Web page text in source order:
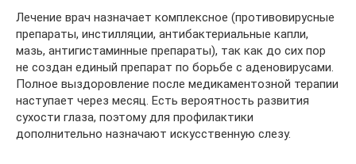
Лечение врач назначает комплексное (противовирусные
препараты, инстилляции, антибактериальные капли,
мазь, антигистаминные препараты), так как до сих пор
не создан единый препарат по борьбе с аденовирусами.
Полное выздоровление после медикаментозной терапии
наступает через месяц. Есть вероятность развития
сухости глаза, поэтому для профилактики
дополнительно назначают искусственную слезу.